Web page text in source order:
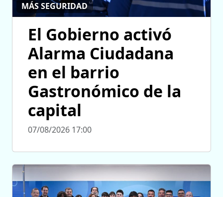
MÁS SEGURIDAD
El Gobierno activó
Alarma Ciudadana
en el barrio
Gastronómico de la
capital
07/08/2026 17:00